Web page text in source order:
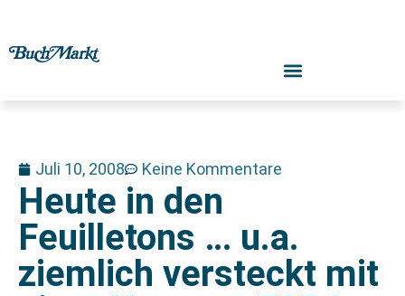
Juli 10, 2008 Keine Kommentare
Heute in den
Feuilletons … u.a.
ziemlich versteckt mit